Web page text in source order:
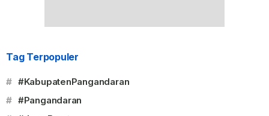
Tag Terpopuler
# #KabupatenPangandaran
# #Pangandaran